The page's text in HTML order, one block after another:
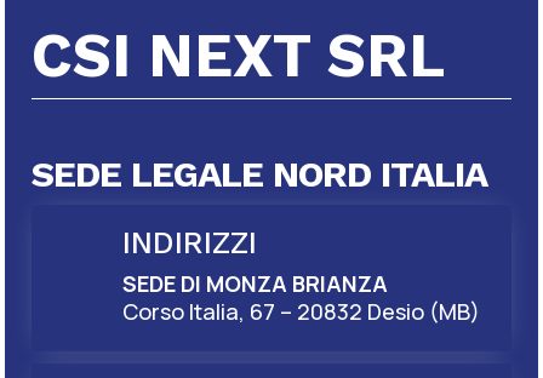
CSI NEXT SRL
SEDE LEGALE NORD ITALIA
INDIRIZZI
SEDE DI MONZA BRIANZA
Corso Italia, 67 – 20832 Desio (MB)